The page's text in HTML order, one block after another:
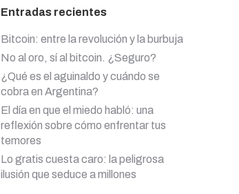
Entradas recientes
Bitcoin: entre la revolución y la burbuja
No al oro, sí al bitcoin. ¿Seguro?
¿Qué es el aguinaldo y cuándo se
cobra en Argentina?
El día en que el miedo habló: una
reflexión sobre cómo enfrentar tus
temores
Lo gratis cuesta caro: la peligrosa
ilusión que seduce a millones